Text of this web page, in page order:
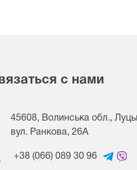
с нами
45608, Волинська обл.,
вул. Ранкова, 26A
+38 (066) 089 30 96